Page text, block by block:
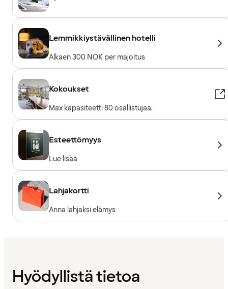
Lemmikkiystävällinen hotelli
Alkaen 300 NOK per majoitus
Kokoukset
Max kapasiteetti 80 osallistujaa.
Esteettömyys
Lue lisää
Lahjakortti
Anna lahjaksi elämys
Hyödyllistä tietoa